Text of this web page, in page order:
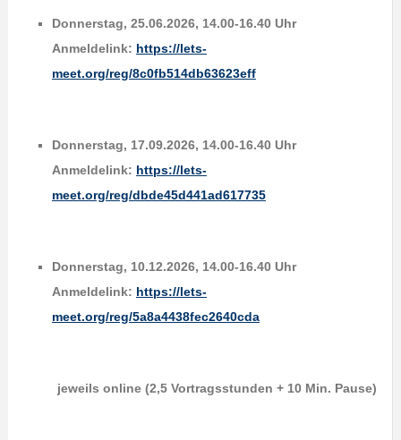
Donnerstag, 25.06.2026, 14.00-16.40 Uhr
Anmeldelink: https://lets-
meet.org/reg/8c0fb514db63623eff
Donnerstag, 17.09.2026, 14.00-16.40 Uhr
Anmeldelink: https://lets-
meet.org/reg/dbde45d441ad617735
Donnerstag, 10.12.2026, 14.00-16.40 Uhr
Anmeldelink: https://lets-
meet.org/reg/5a8a4438fec2640cda
jeweils online (2,5 Vortragsstunden + 10 Min. Pause)